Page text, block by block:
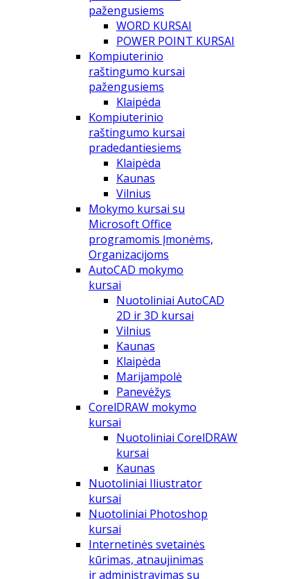
pažengusiems
WORD KURSAI
POWER POINT KURSAI
Kompiuterinio
raštingumo kursai
pažengusiems
Klaipėda
Kompiuterinio
raštingumo kursai
pradedantiesiems
Klaipėda
Kaunas
Vilnius
Mokymo kursai su
Microsoft Office
programomis Įmonėms,
Organizacijoms
AutoCAD mokymo
kursai
Nuotoliniai AutoCAD
2D ir 3D kursai
Vilnius
Kaunas
Klaipėda
Marijampolė
Panevėžys
CorelDRAW mokymo
kursai
Nuotoliniai CorelDRAW
kursai
Kaunas
Nuotoliniai Iliustrator
kursai
Nuotoliniai Photoshop
kursai
Internetinės svetainės
kūrimas, atnaujinimas
ir administravimas su